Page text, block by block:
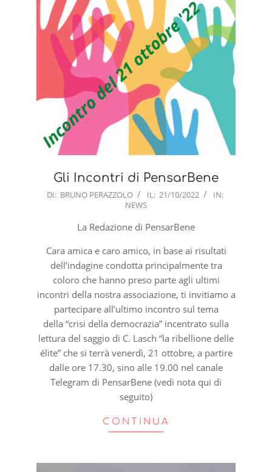
Gli Incontri di PensarBene
2022-
DI: BRUNO PERAZZOLO IL: 21/10/2022
IN:
NEWS
La Redazione di PensarBene
Cara amica e caro amico, in base ai risultati
dell’indagine condotta principalmente tra
coloro che hanno preso parte agli ultimi
incontri della nostra associazione, ti invitiamo a
partecipare all’ultimo incontro sul tema
della “crisi della democrazia” incentrato sulla
lettura del saggio di C. Lasch “la ribellione delle
élite” che si terrà venerdì, 21 ottobre, a partire
dalle ore 17.30, sino alle 19.00 nel canale
Telegram di PensarBene (vedi nota qui di
seguito)
CONTINUA